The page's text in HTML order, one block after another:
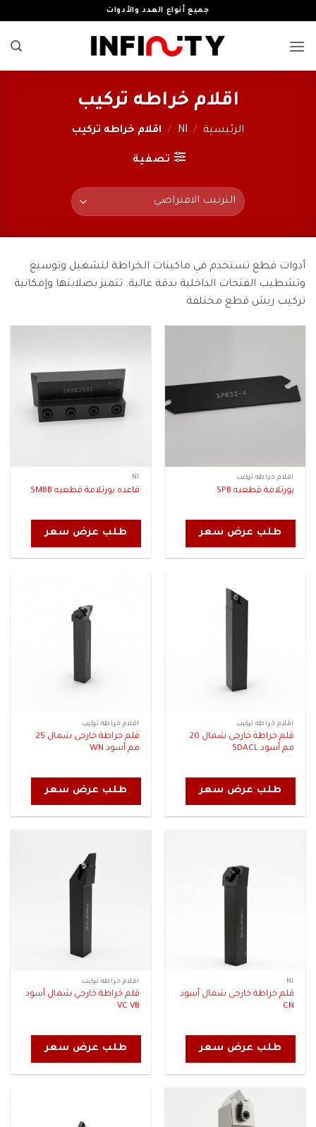
جميع أنواع العدد والأدوات
اقلام خراطه تركيب
الرئيسية /
NI
/ اقلام خراطه تركيب
تصفية
أدوات قطع تستخدم في ماكينات الخراطة لتشغيل وتوسيع
وتشطيب الفتحات الداخلية بدقة عالية. تتميز بصلابتها وإمكانية
تركيب ريش قطع مختلفة
اقلام خراطه تركيب
بورتلامة قطعيه SPB
طلب عرض سعر
NI
قاعده بورتلامة قطعيه SMBB
طلب عرض سعر
اقلام خراطه تركيب
قلم خراطة خارجى شمال 20
مم أسود SDACL
طلب عرض سعر
اقلام خراطه تركيب
قلم خراطة خارجى شمال 25
مم أسود WN
طلب عرض سعر
NI
قلم خراطة خارجى شمال أسود
CN
طلب عرض سعر
اقلام خراطه تركيب
قلم خراطة خارجى شمال أسود
VC VB
طلب عرض سعر